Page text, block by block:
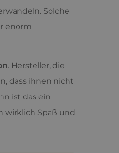
Solche
enorm
. Hersteller, die
dass ihnen nicht
ist das ein
wirklich Spaß und